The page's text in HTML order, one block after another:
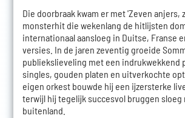
Die doorbraak kwam er met 'Zeven anjers,
monsterhit die wekenlang de hitlijsten
internationaal aansloeg in Duitse, Franse
versies. In de jaren zeventig groeide
publiekslieveling met een indrukwekkend
singles, gouden platen en uitverkochte
eigen orkest bouwde hij een ijzersterke
terwijl hij tegelijk succesvol bruggen sloeg
buitenland.